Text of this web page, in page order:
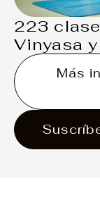
223
Vinyasa
Más